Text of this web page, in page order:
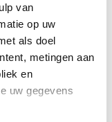
van
op uw
als doel
metingen aan
en
uw gegevens
van Bürserberg!
8